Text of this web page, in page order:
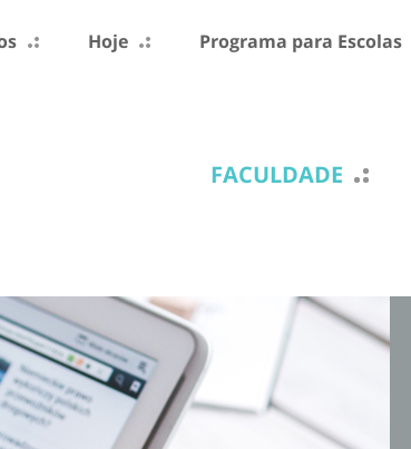
Hoje Programa para Escolas
FACULDADE